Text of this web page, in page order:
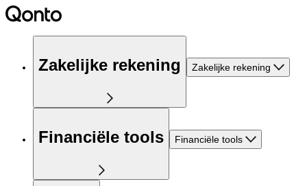
Zakelijke rekening Zakelijke rekening
Financiële tools Financiële tools